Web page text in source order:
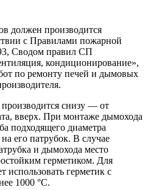
должен производится
с Правилами пожарной
Сводом правил СП
кондиционирование»,
по ремонту печей и дымовых
снизу — от
вверх. При монтаже дымохода
подходящего диаметра
его патрубок. В случае
и дымохода место
герметиком. Для
использовать герметик с
1000 °С.